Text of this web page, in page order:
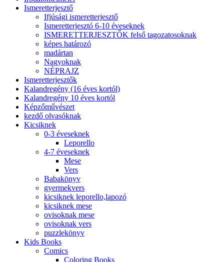
Ismeretterjesztő
Ifjúsági ismeretterjesztő
Ismeretterjesztó 6-10 éveseknek
ISMERETTERJESZTŐK felső tagozatosoknak
képes határozó
madártan
Nagyoknak
NÉPRAJZ
Ismeretterjesztők
Kalandregény (16 éves kortól)
Kalandregény 10 éves kortól
Képzőművészet
kezdő olvasóknak
Kicsiknek
0-3 éveseknek
Leporello
4-7 éveseknek
Mese
Vers
Babakönyv
gyermekvers
kicsiknek leporello,lapozó
kicsiknek mese
ovisoknak mese
ovisoknak vers
puzzlekönyv
Kids Books
Comics
Coloring Books